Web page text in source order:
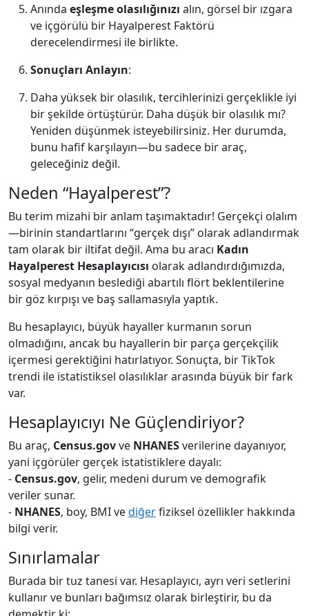
Anında eşleşme olasılığınızı alın, görsel bir ızgara
ve içgörülü bir Hayalperest Faktörü
derecelendirmesi ile birlikte.
Sonuçları Anlayın:
Daha yüksek bir olasılık, tercihlerinizi gerçeklikle iyi
bir şekilde örtüştürür. Daha düşük bir olasılık mı?
Yeniden düşünmek isteyebilirsiniz. Her durumda,
bunu hafif karşılayın—bu sadece bir araç,
geleceğiniz değil.
Neden “Hayalperest”?
Bu terim mizahi bir anlam taşımaktadır! Gerçekçi olalım
—birinin standartlarını “gerçek dışı” olarak adlandırmak
tam olarak bir iltifat değil. Ama bu aracı Kadın
Hayalperest Hesaplayıcısı olarak adlandırdığımızda,
sosyal medyanın beslediği abartılı flört beklentilerine
bir göz kırpışı ve baş sallamasıyla yaptık.
Bu hesaplayıcı, büyük hayaller kurmanın sorun
olmadığını, ancak bu hayallerin bir parça gerçekçilik
içermesi gerektiğini hatırlatıyor. Sonuçta, bir TikTok
trendi ile istatistiksel olasılıklar arasında büyük bir fark
var.
Hesaplayıcıyı Ne Güçlendiriyor?
Bu araç, Census.govve NHANESverilerine dayanıyor,
yani içgörüler gerçek istatistiklere dayalı:
- Census.gov, gelir, medeni durum ve demografik
veriler sunar.
- NHANES, boy, BMI vediğerfiziksel özellikler hakkında
bilgi verir.
Sınırlamalar
Burada bir tuz tanesi var. Hesaplayıcı, ayrı veri setlerini
kullanır ve bunları bağımsız olarak birleştirir, bu da